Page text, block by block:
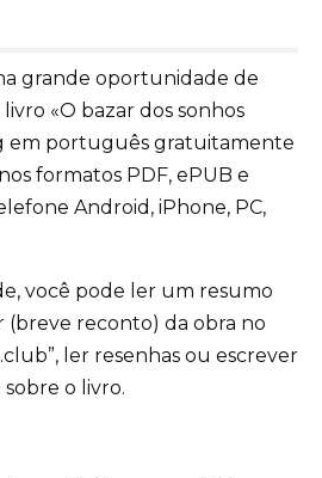
grande oportunidade de
«O bazar dos sonhos
em português gratuitamente
formatos PDF, ePUB e
Android, iPhone, PC,
você pode ler um resumo
reconto) da obra no
ler resenhas ou escrever
o livro.